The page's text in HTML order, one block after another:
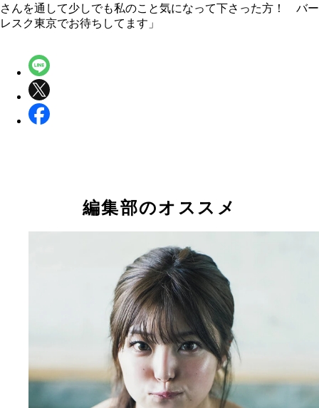
さんを通して少しでも私のこと気になって下さった方！ バー
レスク東京でお待ちしてます」
編集部のオススメ